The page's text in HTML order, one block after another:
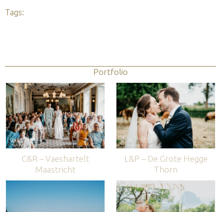
Tags:
Portfolio
C&R – Vaeshartelt
Maastricht
L&P – De Grote Hegge
Thorn